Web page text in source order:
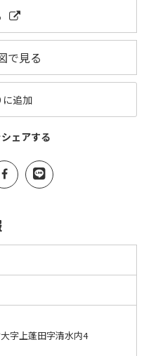
で見る
に追加
ェアする
字上蓬田字清水内4